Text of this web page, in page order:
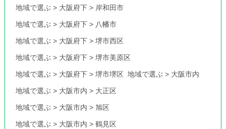
地域で選ぶ > 大阪府下 > 岸和田市
地域で選ぶ > 大阪府下 > 八幡市
地域で選ぶ > 大阪府下 >堺市西区
地域で選ぶ > 大阪府下 >堺市美原区
地域で選ぶ > 大阪府下 >堺市堺区 地域で選ぶ > 大阪市内
地域で選ぶ > 大阪市内 > 大正区
地域で選ぶ > 大阪市内 > 旭区
地域で選ぶ > 大阪市内 >鶴見区